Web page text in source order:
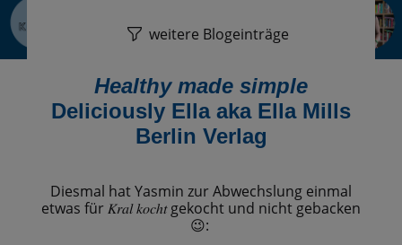
weitere Blogeinträge
Healthy made simple
Deliciously Ella aka Ella Mills
Berlin Verlag
Diesmal hat Yasmin zur Abwechslung einmal
etwas für 𝐾𝑟𝑎𝑙 𝑘𝑜𝑐ℎ𝑡 gekocht und nicht gebacken
😉: